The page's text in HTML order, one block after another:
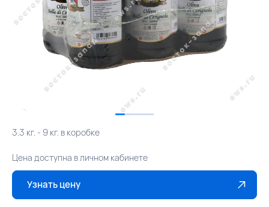
3.3 кг. - 9 кг. в коробке
Цена доступна в личном кабинете
Узнать цену